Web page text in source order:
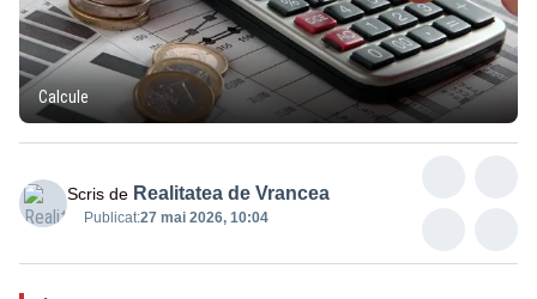
Calcule
Scris de Realitatea de Vrancea
Publicat:27 mai 2026, 10:04